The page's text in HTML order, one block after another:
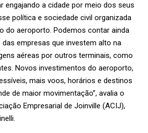
engajando a cidade por meio dos seus
política e sociedade civil organizada
do aeroporto. Podemos contar ainda
empresas que investem alto na
aéreas por outros terminais, como
Novos investimentos do aeroporto,
mais voos, horários e destinos
de maior movimentação”, avalia o
Empresarial de Joinville (ACIJ),